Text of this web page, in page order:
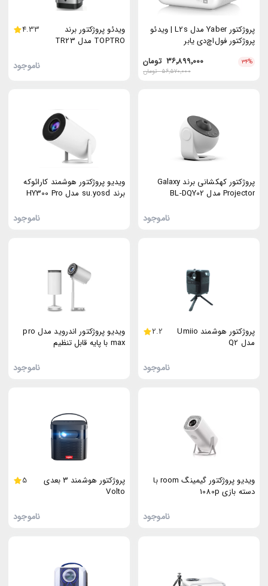
پروژکتور Yaber مدل L2s | ویدئو
پروژکتور فول‌اچ‌دی یابر
۳۴% ۳۶٬۸۹۹٬۰۰۰ تومان
۵۶٬۵۷۰٬۰۰۰تومان
ویدئو پروژکتور برند
TOPTRO مدل TR23
4.33
ناموجود
پروژکتور کهکشانی برند Galaxy
Projector مدل BL-DQY02
ناموجود
ویدیو پروژکتور هوشمند کارائوکه
برند su.yosd مدل HY300 Pro
ناموجود
پروژکتور هوشمند Umiio
مدل Q2
2.2
ناموجود
ویدیو پروژکتور اندروید مدل pro
max با پایه قابل تنظیم
ناموجود
ویدیو پروژکتور گیمینگ room با
دسته بازی 1080p
ناموجود
پروژکتور هوشمند 3 بعدی
Volto
5
ناموجود